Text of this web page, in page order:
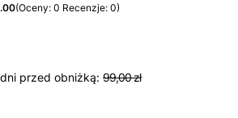
(Oceny: 0 Recenzje: 0)
przed obniżką: 99,00 zł